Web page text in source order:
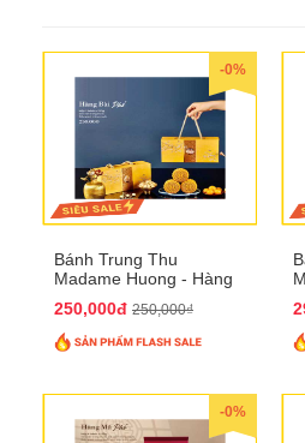
-0%
Bánh Trung Thu
Madame Huong - Hàng
250,000đ 250,000₫
-0%